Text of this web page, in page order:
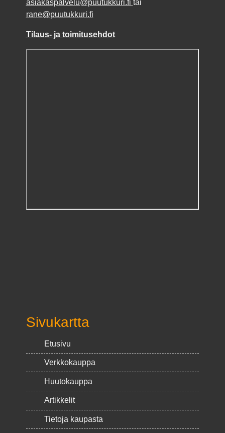
asiakaspalvelu@puutukkuri.fi tai
rane@puutukkuri.fi
Tilaus- ja toimitusehdot
Sivukartta
Etusivu
Verkkokauppa
Huutokauppa
Artikkelit
Tietoja kaupasta